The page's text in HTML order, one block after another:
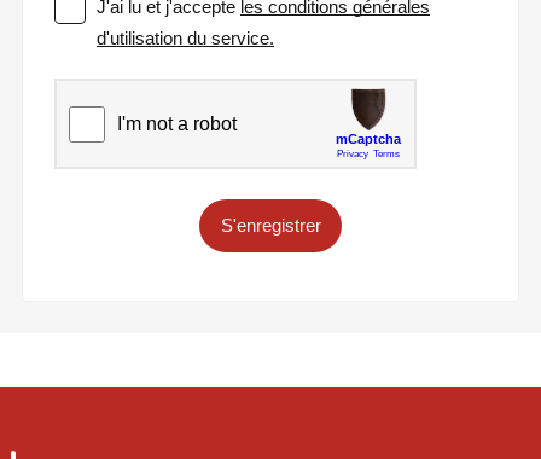
J'ai lu et j'accepte les conditions générales
d'utilisation du service.
S'enregistrer